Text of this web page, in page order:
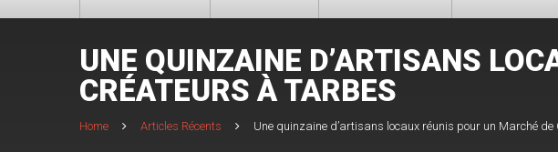
UNE QUINZAINE D’ARTISANS
CRÉATEURS À TARBES
Home Articles Récents Une quinzaine d’artisans locaux réunis pour un Marché